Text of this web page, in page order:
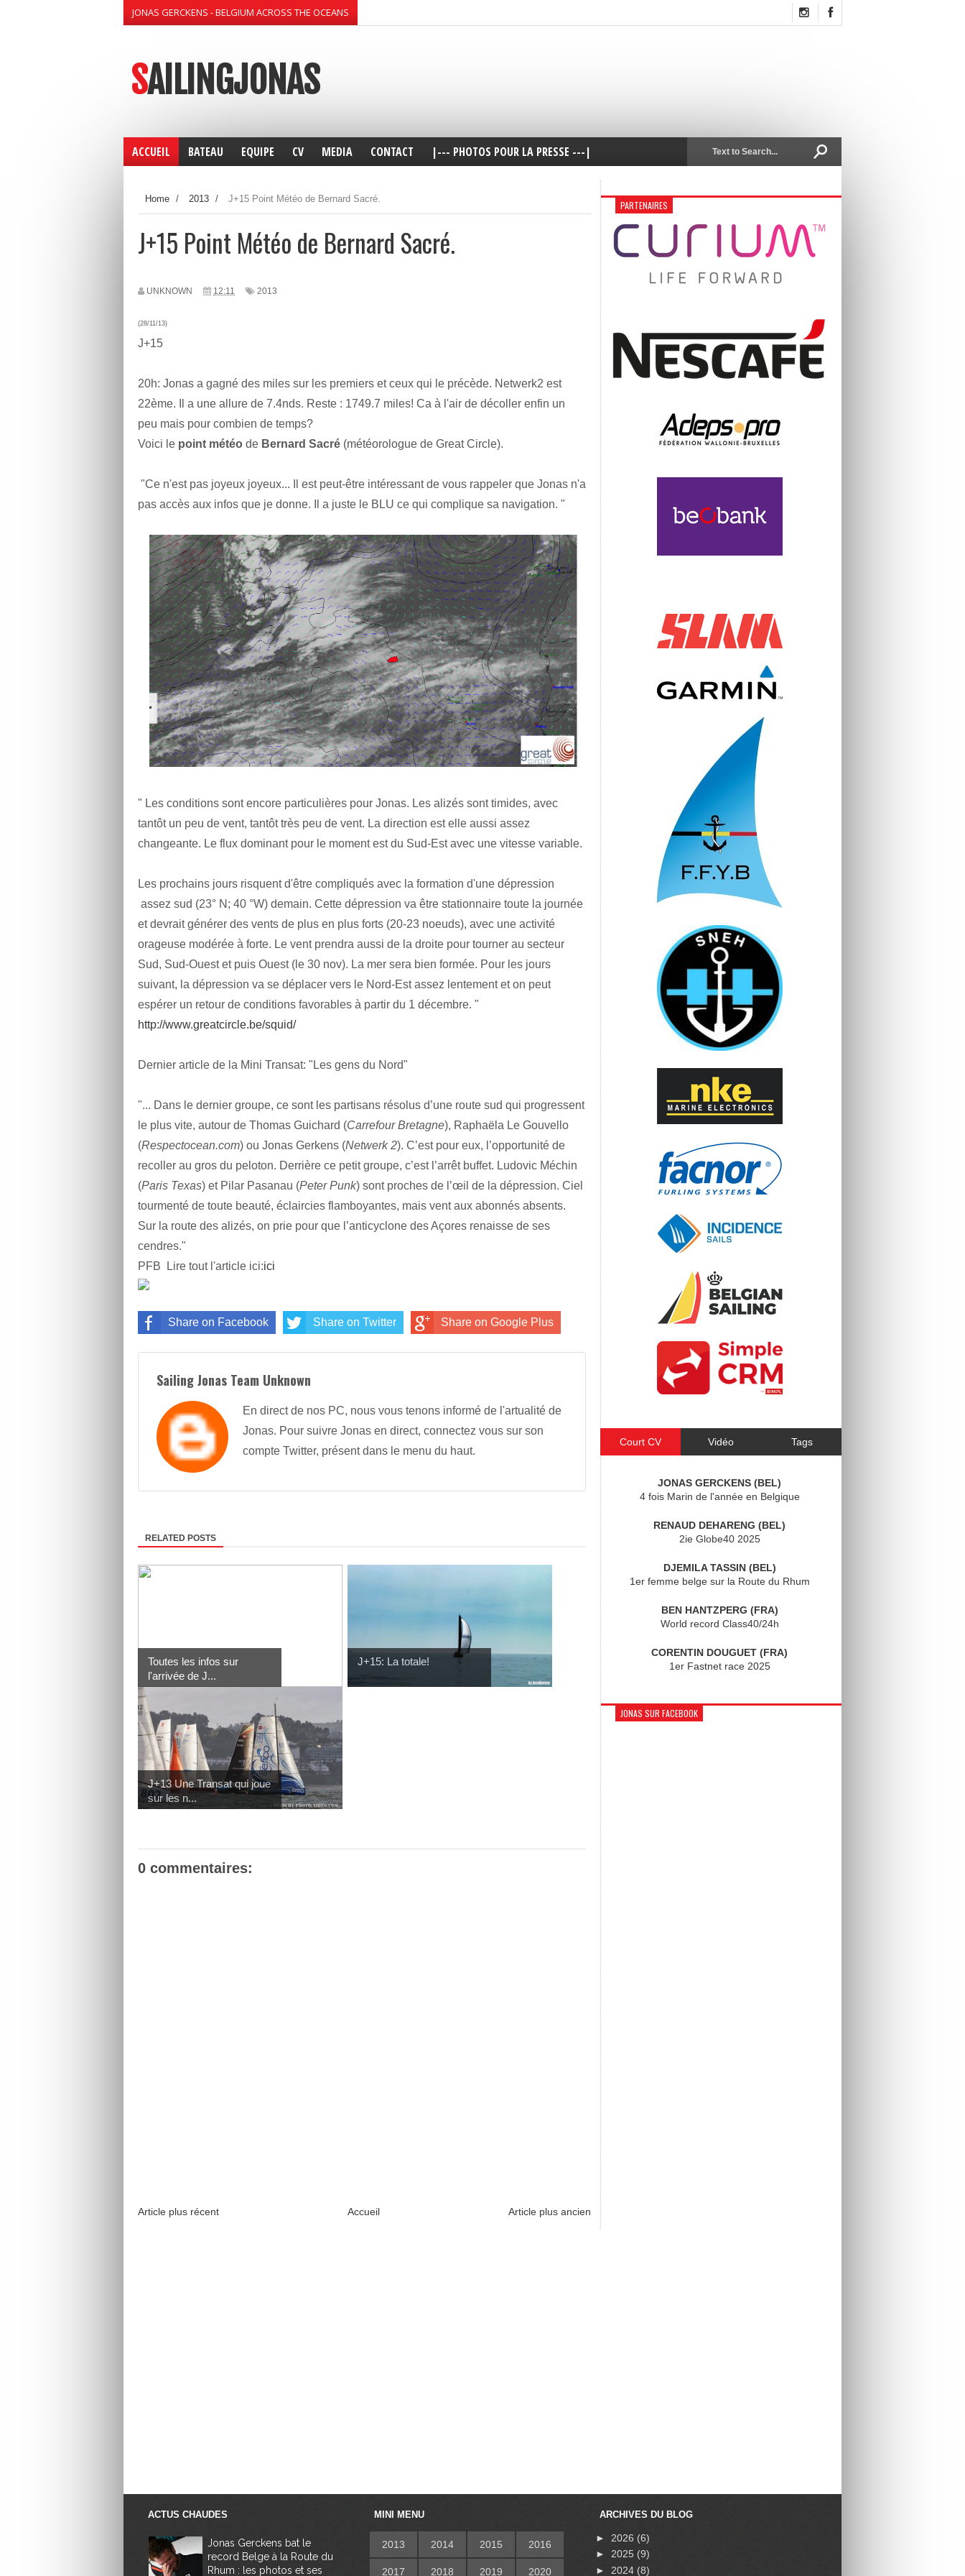
JONAS GERCKENS - BELGIUM ACROSS THE OCEANS
SAILINGJONAS
ACCUEIL BATEAU EQUIPE CV MEDIA CONTACT |--- PHOTOS POUR LA PRESSE ---|
Home / 2013 / J+15 Point Météo de Bernard Sacré.
J+15 Point Météo de Bernard Sacré.
UNKNOWN 12:11 2013
(28/11/13)
J+15
20h: Jonas a gagné des miles sur les premiers et ceux qui le précède. Netwerk2 est
22ème. Il a une allure de 7.4nds. Reste : 1749.7 miles! Ca à l'air de décoller enfin un
peu mais pour combien de temps?
Voici le point météo de Bernard Sacré (météorologue de Great Circle).
"Ce n'est pas joyeux joyeux... Il est peut-être intéressant de vous rappeler que Jonas n'a
pas accès aux infos que je donne. Il a juste le BLU ce qui complique sa navigation. "
" Les conditions sont encore particulières pour Jonas. Les alizés sont timides, avec
tantôt un peu de vent, tantôt très peu de vent. La direction est elle aussi assez
changeante. Le flux dominant pour le moment est du Sud-Est avec une vitesse variable.
Les prochains jours risquent d'être compliqués avec la formation d'une dépression
assez sud (23° N; 40 °W) demain. Cette dépression va être stationnaire toute la journée
et devrait générer des vents de plus en plus forts (20-23 noeuds), avec une activité
orageuse modérée à forte. Le vent prendra aussi de la droite pour tourner au secteur
Sud, Sud-Ouest et puis Ouest (le 30 nov). La mer sera bien formée. Pour les jours
suivant, la dépression va se déplacer vers le Nord-Est assez lentement et on peut
espérer un retour de conditions favorables à partir du 1 décembre. "
http://www.greatcircle.be/squid/
Dernier article de la Mini Transat: "Les gens du Nord"
"... Dans le dernier groupe, ce sont les partisans résolus d’une route sud qui progressent
le plus vite, autour de Thomas Guichard (Carrefour Bretagne), Raphaëla Le Gouvello
(Respectocean.com) ou Jonas Gerkens (Netwerk 2). C’est pour eux, l’opportunité de
recoller au gros du peloton. Derrière ce petit groupe, c’est l’arrêt buffet. Ludovic Méchin
(Paris Texas) et Pilar Pasanau (Peter Punk) sont proches de l’œil de la dépression. Ciel
tourmenté de toute beauté, éclaircies flamboyantes, mais vent aux abonnés absents.
Sur la route des alizés, on prie pour que l’anticyclone des Açores renaisse de ses
cendres."
PFB Lire tout l'article ici:ici
Share on Facebook Share on Twitter Share on Google Plus
Sailing Jonas Team Unknown
En direct de nos PC, nous vous tenons informé de l'artualité de
Jonas. Pour suivre Jonas en direct, connectez vous sur son
compte Twitter, présent dans le menu du haut.
RELATED POSTS
Toutes les infos sur
l'arrivée de J...
J+15: La totale!
J+13 Une Transat qui joue
sur les n...
0 commentaires:
Article plus récent Article plus ancien
Accueil
PARTENAIRES
Court CV Vidéo Tags
JONAS GERCKENS (BEL)
4 fois Marin de l'année en Belgique
RENAUD DEHARENG (BEL)
2ie Globe40 2025
DJEMILA TASSIN (BEL)
1er femme belge sur la Route du Rhum
BEN HANTZPERG (FRA)
World record Class40/24h
CORENTIN DOUGUET (FRA)
1er Fastnet race 2025
JONAS SUR FACEBOOK
ACTUS CHAUDES
Jonas Gerckens bat le
record Belge à la Route du
Rhum : les photos et ses
MINI MENU
2013 2014 2015 2016
2017 2018 2019 2020
ARCHIVES DU BLOG
► 2026(6)
► 2025(9)
► 2024(8)